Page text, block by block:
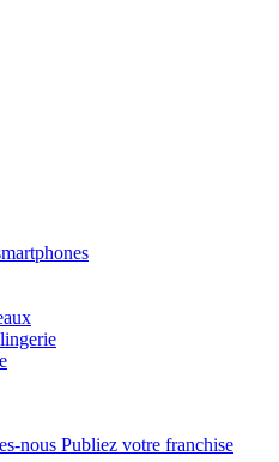
nous Publiez votre franchise